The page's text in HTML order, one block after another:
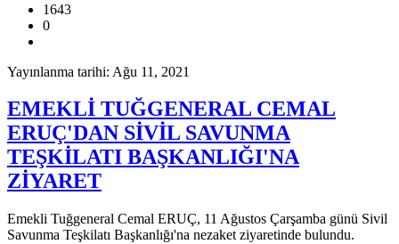
1643
0
Yayınlanma tarihi: Ağu 11, 2021
EMEKLİ TUĞGENERAL CEMAL
ERUÇ'DAN SİVİL SAVUNMA
TEŞKİLATI BAŞKANLIĞI'NA
ZİYARET
Emekli Tuğgeneral Cemal ERUÇ, 11 Ağustos Çarşamba günü Sivil
Savunma Teşkilatı Başkanlığı'na nezaket ziyaretinde bulundu.